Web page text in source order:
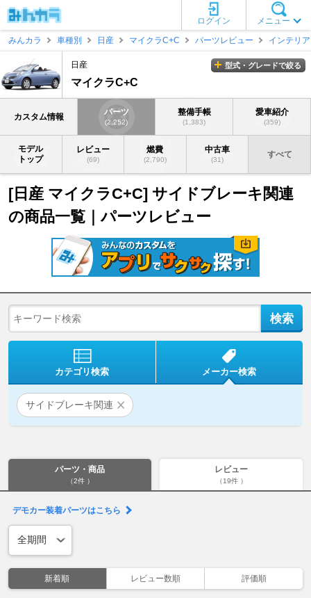
メニュー
ログイン
みんカラ
車種別 日産 マイクラC+C パーツレビュー インテリア
日産
マイクラC+C
型式・グレードで絞る
カスタム情報 パーツ
(2,252)
整備手帳
(1,383)
愛車紹介
(359)
モデル
トップ
レビュー
(69)
燃費
(2,790)
中古車
(31)
すべて
[日産 マイクラC+C] サイドブレーキ関連
の商品一覧｜パーツレビュー
カテゴリ検索 メーカー検索
サイドブレーキ関連
パーツ・商品
（2件 ）
レビュー
（19件 ）
デモカー装着パーツはこちら
新着順 レビュー数順 評価順